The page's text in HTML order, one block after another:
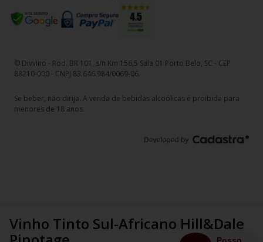
Vinho Tinto Sul-Africano Hill&Dale
© Divvino - Rod. BR 101, s/n Km 156,5 Sala 01 Porto Belo, SC - CEP
88210-000 - CNPJ 83.646.984/0069-06.
Se beber, não dirija. A venda de bebidas alcoólicas é proibida para
menores de 18 anos.